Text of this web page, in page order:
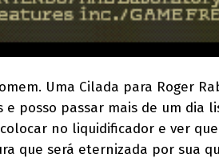
Uma Cilada para Roger
e posso passar mais de um dia
no liquidificador e ver
que será eternizada por sua